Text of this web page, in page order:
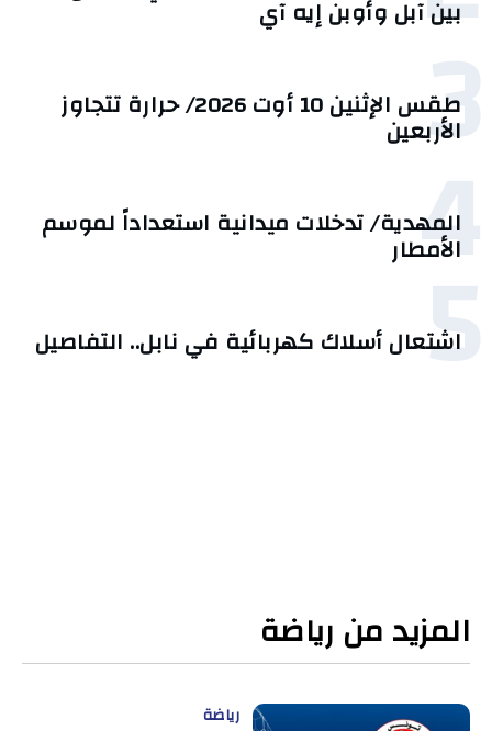
بين آبل وأوبن إيه آي
3 طقس الإثنين 10 أوت 2026/ حرارة تتجاوز
الأربعين
4
المهدية/ تدخلات ميدانية استعداداً لموسم
الأمطار
5
اشتعال أسلاك كهربائية في نابل.. التفاصيل
المزيد من رياضة
رياضة